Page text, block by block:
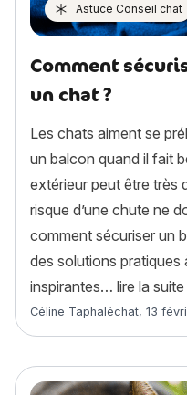
Astuce Conseil chat
Comment
un chat ?
Les chats aiment se
un balcon quand il fait
extérieur peut être très
risque d’une chute ne
comment sécuriser un
des solutions pratiques
inspirantes… lire la suite
Article rédigé par
Céline Taphaléchat, 13